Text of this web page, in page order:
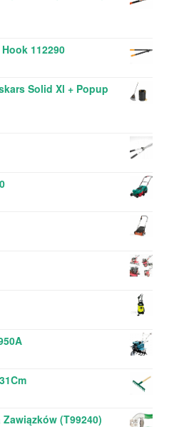
112290
Solid Xl + Popup
(T99240)